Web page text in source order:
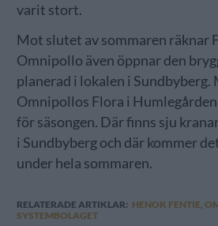
varit stort.
Mot slutet av sommaren räknar
Omnipollo även öppnar den
planerad i lokalen i Sundbyberg.
Omnipollos Flora i
för säsongen. Där finns sju
i Sundbyberg och där kommer
under hela sommaren.
RELATERADE ARTIKLAR: HENOK FENTIE
SYSTEMBOLAGET